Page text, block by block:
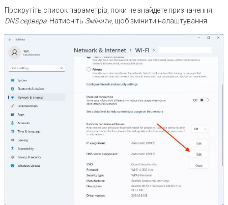
Прокрутіть список параметрів, поки не знайдете призначення
DNSсервера. Натисніть Змінити, щоб змінити налаштування.